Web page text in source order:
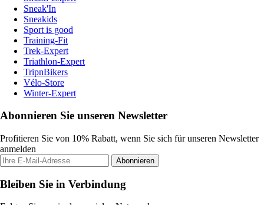
Sneak'In
Sneakids
Sport is good
Training-Fit
Trek-Expert
Triathlon-Expert
TripnBikers
Vélo-Store
Winter-Expert
Abonnieren Sie unseren Newsletter
Profitieren Sie von 10% Rabatt, wenn Sie sich für unseren Newsletter
anmelden
Abonnieren
Bleiben Sie in Verbindung